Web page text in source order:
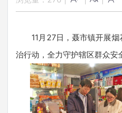
11月27日，聂市镇开展烟
治行动，全力守护辖区群众安